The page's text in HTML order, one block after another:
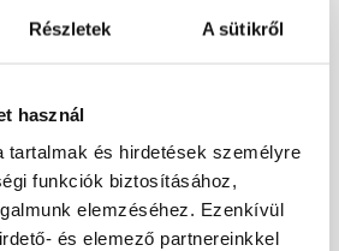
Részletek A sütikről
használ
tartalmak és hirdetések személyre
funkciók biztosításához,
elemzéséhez. Ezenkívül
és elemező partnereinkkel
1,5
dörzsölt 2 mm 4171 cream
1 837 Ft / kg
Megnézem